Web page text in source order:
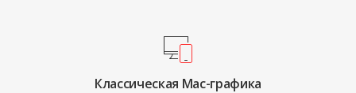
Классическая Mac-графика